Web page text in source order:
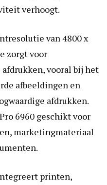
verhoogt.
van 4800 x
zorgt voor
vooral bij het
afbeeldingen en
afdrukken.
6960 geschikt voor
marketingmateriaal
printen,